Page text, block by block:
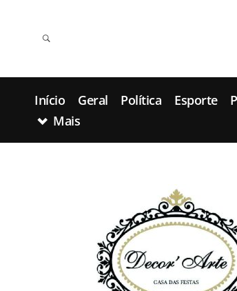
Início Geral Política Esporte
Mais